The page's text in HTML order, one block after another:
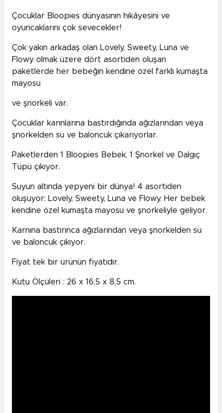
Çocuklar Bloopies dünyasının hikâyesini ve
oyuncaklarını çok sevecekler!
Çok yakın arkadaş olan Lovely, Sweety, Luna ve
Flowy olmak üzere dört asortiden oluşan
paketlerde her bebeğin kendine özel farklı kumaşta
mayosu
ve şnorkeli var.
Çocuklar karınlarına bastırdığında ağızlarından veya
şnorkelden su ve baloncuk çıkarıyorlar.
Paketlerden 1 Bloopies Bebek, 1 Şnorkel ve Dalgıç
Tüpü çıkıyor.
Suyun altında yepyeni bir dünya! 4 asortiden
oluşuyor: Lovely, Sweety, Luna ve Flowy. Her bebek
kendine özel kumaşta mayosu ve şnorkeliyle geliyor.
Karnına bastırınca ağızlarından veya şnorkelden su
ve baloncuk çıkıyor.
Fiyat tek bir ürünün fiyatıdır.
Kutu Ölçüleri : 26 x 16,5 x 8,5 cm.